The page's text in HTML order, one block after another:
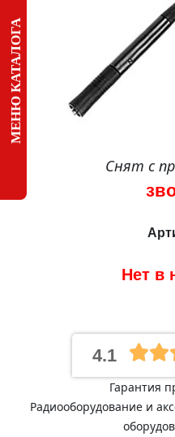
МЕНЮ КАТАЛОГА
Снят с
Нет в
4.1
Гарантия
Радиооборудование и